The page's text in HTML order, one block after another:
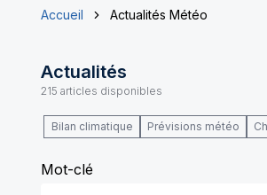
Accueil Actualités Météo
Actualités
215 articles disponibles
Bilan climatique Prévisions météo
Mot-clé